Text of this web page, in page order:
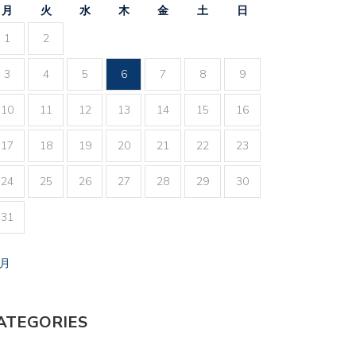
月 火 水 木 金 土
日
1
2
3 4 5 6 7 8 9
10 11 12 13 14 15 16
17 18 19 20 21 22 23
24 25 26 27 28 29 30
31